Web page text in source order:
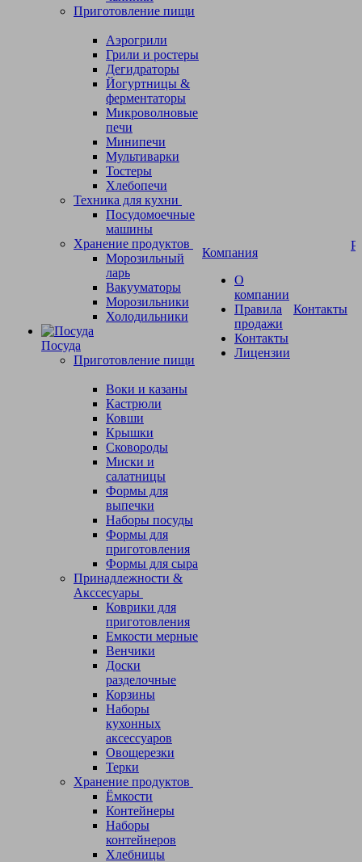
Приготовление пищи
Аэрогрили
Грили и ростеры
Дегидраторы
Йогуртницы &
ферментаторы
Микроволновые
печи
Минипечи
Мультиварки
Тостеры
Хлебопечи
Техника для кухни
Посудомоечные
машины
Хранение продуктов
Морозильный
ларь
Вакууматоры
Морозильники
Холодильники
Посуда
Приготовление пищи
Воки и казаны
Кастрюли
Ковши
Крышки
Сковороды
Миски и
салатницы
Формы для
выпечки
Наборы посуды
Формы для
приготовления
Формы для сыра
Принадлежности &
Акссесуары
Коврики для
приготовления
Емкости мерные
Венчики
Доски
разделочные
Корзины
Наборы
кухонных
аксессуаров
Овощерезки
Терки
Хранение продуктов
Ёмкости
Контейнеры
Наборы
контейнеров
Хлебницы
Компания
О
компании
Правила
продажи
Контакты
Лицензии
Контакты